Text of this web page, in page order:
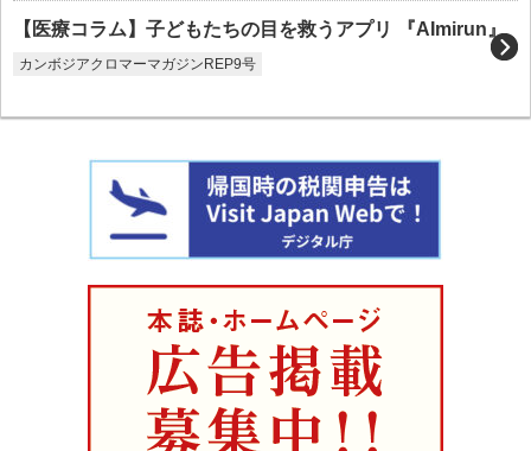
【医療コラム】子どもたちの目を救うアプリ 『AImirun』
カンボジアクロマーマガジンREP9号